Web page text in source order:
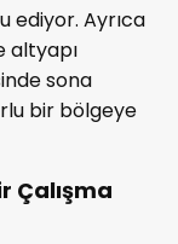
ediyor. Ayrıca
altyapı
sona
bir bölgeye
Çalışma